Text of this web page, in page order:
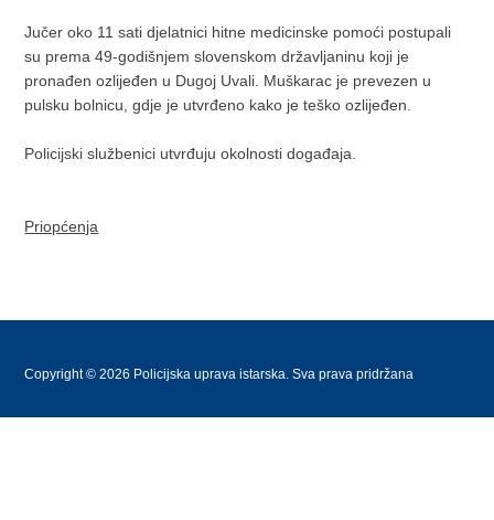
Jučer oko 11 sati djelatnici hitne medicinske pomoći postupali
su prema 49-godišnjem slovenskom državljaninu koji je
pronađen ozlijeđen u Dugoj Uvali. Muškarac je prevezen u
pulsku bolnicu, gdje je utvrđeno kako je teško ozlijeđen.
Policijski službenici utvrđuju okolnosti događaja.
Priopćenja
Copyright © 2026 Policijska uprava istarska. Sva prava pridržana